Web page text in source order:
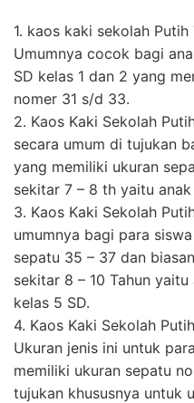
1. kaos kaki sekolah
Umumnya cocok bagi
SD kelas 1 dan 2 yang
nomer 31 s/d 33.
2. Kaos Kaki Sekolah
secara umum di tujukan
yang memiliki ukuran
sekitar 7 – 8 th yaitu
3. Kaos Kaki Sekolah
umumnya bagi para
sepatu 35 – 37 dan
sekitar 8 – 10 Tahun
kelas 5 SD.
4. Kaos Kaki Sekolah
Ukuran jenis ini untuk
memiliki ukuran sepatu
tujukan khususnya untuk